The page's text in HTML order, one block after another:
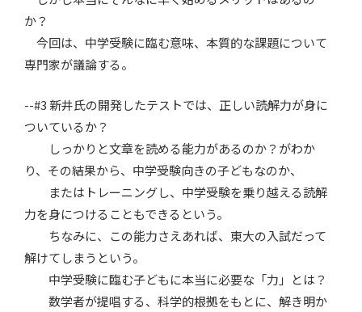
か？
今回は、中学受験に臨む意味、本質的な課題について
専門家が議論する。
--#3 新井氏の開発したテストでは、正しい読解力が身に
ついているか？
しっかりと文章を読める能力があるのか？がわか
り、その結果から、中学受験向きの子どもなのか、
またはトレーニングし、中学受験を乗り越える読解
力を身につけることもできるという。
ちなみに、この能力さえあれば、東大の入試だって
解けてしまうという。
中学受験に臨む子どもに本当に必要な「力」とは？
数学者が提唱する、科学的根拠をもとに、解き明か